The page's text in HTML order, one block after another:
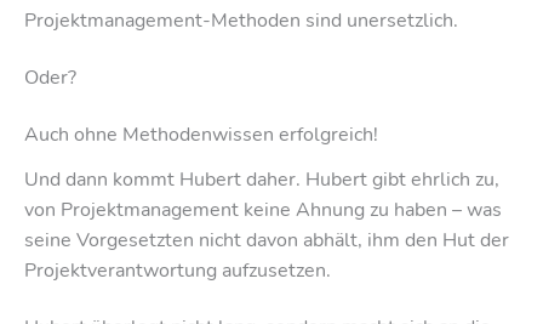
Projektmanagement-Methoden sind unersetzlich.
Oder?
Auch ohne Methodenwissen erfolgreich!
Und dann kommt Hubert daher. Hubert gibt ehrlich zu,
von Projektmanagement keine Ahnung zu haben – was
seine Vorgesetzten nicht davon abhält, ihm den Hut der
Projektverantwortung aufzusetzen.